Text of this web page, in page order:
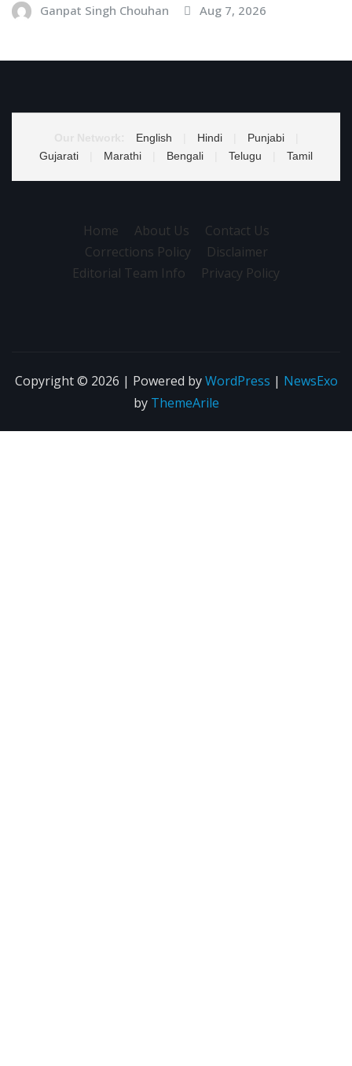
Ganpat Singh Chouhan Aug 7, 2026
English Hindi Punjabi
Gujarati
Marathi Bengali Telugu Tamil
Home About Us
Contact Us
Corrections Policy
Disclaimer
Editorial Team Info
Privacy Policy
Copyright © 2026 | Powered byWordPress | NewsExo
by ThemeArile